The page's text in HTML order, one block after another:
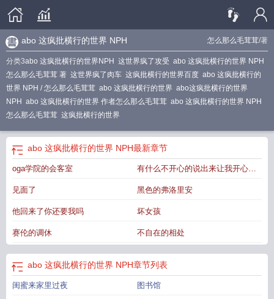
怎么那么毛茸茸/著
abo 这疯批横行的世界 NPH
分类3abo 这疯批横行的世界NPH 这世界疯了攻受 abo 这疯批横行的世界 NPH
怎么那么毛茸茸 著 这世界疯了肉车 这疯批横行的世界百度 abo 这疯批横行的
世界 NPH / 怎么那么毛茸茸 abo 这疯批横行的世界 abo这疯批横行的世界
NPH abo 这疯批横行的世界 作者怎么那么毛茸茸 abo 这疯批横行的世界 NPH
怎么那么毛茸茸 这疯批横行的世界
abo 这疯批横行的世界 NPH最新章节
oga学院的会客室 有什么不开心的说出来让我开心开
心
见面了 黑色的弗洛里安
他回来了你还要我吗 坏女孩
赛伦的调休 不自在的相处
abo 这疯批横行的世界 NPH章节列表
闺蜜来家里过夜 图书馆